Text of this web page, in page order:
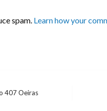
spam. Learn how your
407 Oeiras